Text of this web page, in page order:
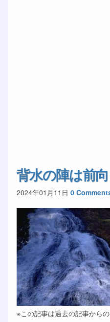
背水の陣は前
2024年01月11日 0
※この記事は過去の記事からの